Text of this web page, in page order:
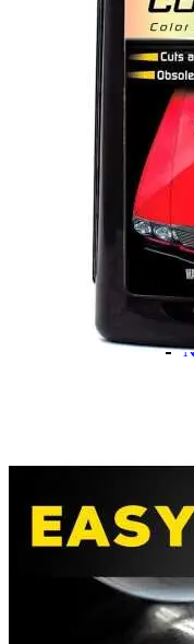
Passat
Skoda
Peste
Copertine
Incalzitor
Antifurt